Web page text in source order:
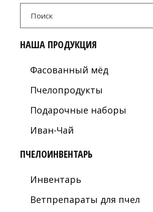
Search
for:
НАША ПРОДУКЦИЯ
Фасованный мёд
Пчелопродукты
Подарочные наборы
Иван-Чай
ПЧЕЛОИНВЕНТАРЬ
Инвентарь
Ветпрепараты для пчел